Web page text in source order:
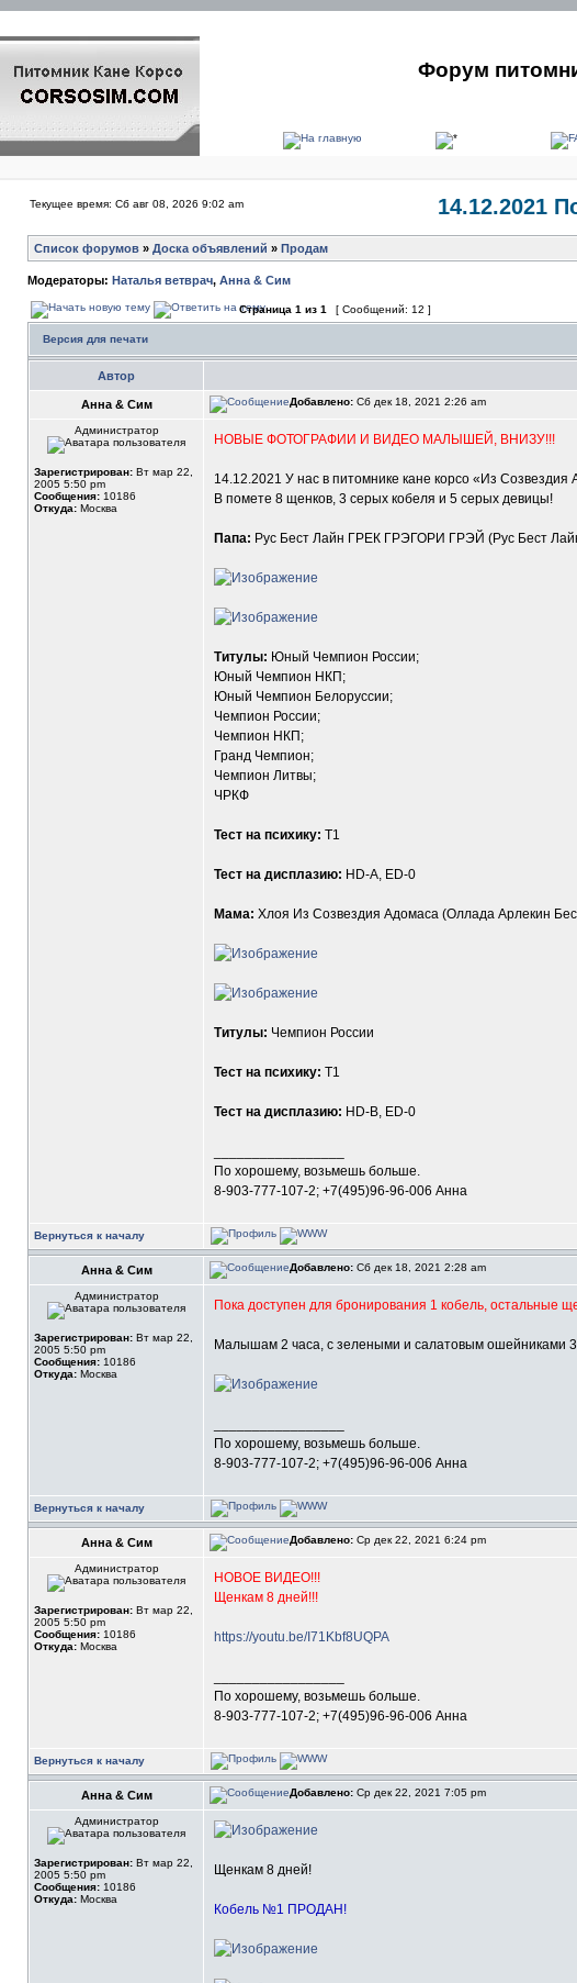
Форум
Текущее время: Сб авг 08, 2026 9:02 am 14.12.2021
Список форумов » Доска объявлений » Продам
Модераторы: Наталья ветврач, Анна & Сим
Страница 1 из 1 [ Сообщений: 12 ]
Версия для печати
Автор
Анна & Сим Добавлено: Сб дек 18, 2021 2:26 am
Администратор
Зарегистрирован: Вт мар 22,
2005 5:50 pm
Сообщения: 10186
Откуда: Москва
НОВЫЕ ФОТОГРАФИИ И ВИДЕО МАЛЫШЕЙ, ВНИЗУ!!!
14.12.2021 У нас в питомнике кане корсо «Из
В помете 8 щенков, 3 серых кобеля и 5 серых девицы!
Папа: Рус Бест Лайн ГРЕК ГРЭГОРИ ГРЭЙ (Рус Бест
Титулы: Юный Чемпион России;
Юный Чемпион НКП;
Юный Чемпион Белоруссии;
Чемпион России;
Чемпион НКП;
Гранд Чемпион;
Чемпион Литвы;
ЧРКФ
Тест на психику: Т1
Тест на дисплазию: HD-А, ED-0
Мама: Хлоя Из Созвездия Адомаса (Оллада Арлекин
Титулы: Чемпион России
Тест на психику: Т1
Тест на дисплазию: HD-В, ED-0
По хорошему, возьмешь больше.
8-903-777-107-2; +7(495)96-96-006 Анна
Вернуться к началу
Анна & Сим Добавлено: Сб дек 18, 2021 2:28 am
Администратор
Зарегистрирован: Вт мар 22,
2005 5:50 pm
Сообщения: 10186
Откуда: Москва
Пока доступен для бронирования 1 кобель, остальные
Малышам 2 часа, с зелеными и салатовым ошейниками
По хорошему, возьмешь больше.
8-903-777-107-2; +7(495)96-96-006 Анна
Вернуться к началу
Анна & Сим Добавлено: Ср дек 22, 2021 6:24 pm
Администратор
Зарегистрирован: Вт мар 22,
2005 5:50 pm
Сообщения: 10186
Откуда: Москва
НОВОЕ ВИДЕО!!!
Щенкам 8 дней!!!
https://youtu.be/I71Kbf8UQPA
По хорошему, возьмешь больше.
8-903-777-107-2; +7(495)96-96-006 Анна
Вернуться к началу
Анна & Сим Добавлено: Ср дек 22, 2021 7:05 pm
Администратор
Зарегистрирован: Вт мар 22,
2005 5:50 pm
Сообщения: 10186
Откуда: Москва
Щенкам 8 дней!
Кобель №1 ПРОДАН!